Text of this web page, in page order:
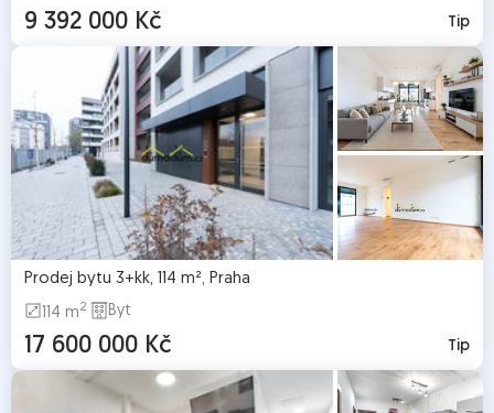
9 392 000 Kč Tip
Prodej bytu 3+kk, 114 m², Praha
114 m2 Byt
17 600 000 Kč Tip